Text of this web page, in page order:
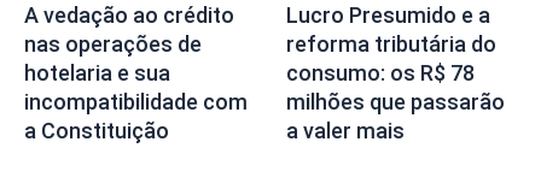
A vedação ao crédito
nas operações de
hotelaria e sua
incompatibilidade com
a Constituição
Lucro Presumido e a
reforma tributária do
consumo: os R$ 78
milhões que passarão
a valer mais